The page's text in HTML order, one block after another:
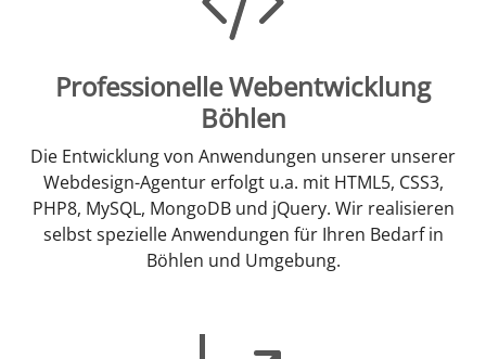
Professionelle Webentwicklung
Böhlen
Die Entwicklung von Anwendungen unserer unserer
Webdesign-Agentur erfolgt u.a. mit HTML5, CSS3,
PHP8, MySQL, MongoDB und jQuery. Wir realisieren
selbst spezielle Anwendungen für Ihren Bedarf in
Böhlen und Umgebung.